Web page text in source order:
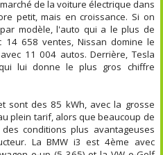
de la voiture électrique dans
petit, mais en croissance. Si on
modèle, l'auto qui a le plus de
14 658 ventes, Nissan domine le
11 004 autos. Derrière, Tesla
lui donne le plus gros chiffre
sont des 85 kWh, avec la grosse
plein tarif, alors que beaucoup de
conditions plus avantageuses
La BMW i3 est 4ème avec